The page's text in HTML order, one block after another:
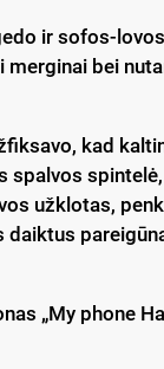
ir sofos-
bei
kad
spalvos
užklotas,
„My phone